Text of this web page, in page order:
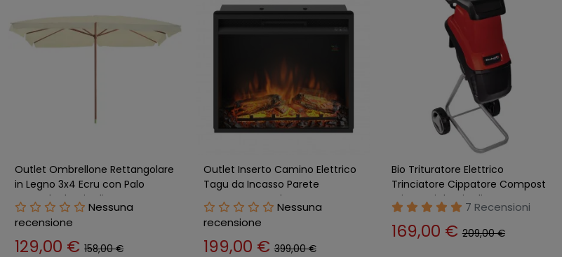
Outlet Ombrellone Rettangolare
in Legno 3x4 Ecru con Palo
Centrale da Giardino
Nessuna
recensione
129,00 €158,00 €
Outlet Inserto Camino Elettrico
Tagu da Incasso Parete
Termostato Led
Nessuna
recensione
199,00 €399,00 €
Bio Trituratore Elettrico
Trinciatore Cippatore Compost
Tritarami da Giardino
7 Recensioni
169,00 € 209,00 €